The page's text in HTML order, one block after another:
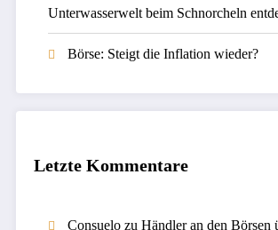
Unterwasserwelt beim Schnorcheln
Börse: Steigt die Inflation wieder?
Letzte Kommentare
Consuelozu Händler an den Börsen